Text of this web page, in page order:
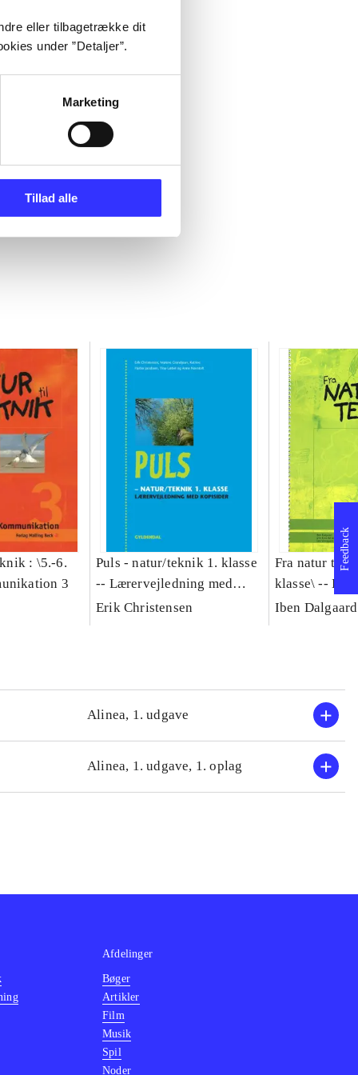
eller tilbagetrække dit
under ”Detaljer”.
Marketing
Tillad alle
: \5.-6.
3
Puls - natur/teknik 1. klasse
-- Lærervejledning med
kopisider
Erik Christensen
Fra natur til
klasse\ --
med
Iben Dalgaard
Alinea, 1. udgave
Alinea, 1. udgave, 1. oplag
Feedback
Afdelinger
Bøger
Artikler
Film
Musik
Spil
Noder